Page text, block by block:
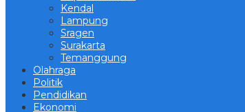
Kendal
Lampung
Sragen
Surakarta
Temanggung
Olahraga
Politik
Pendidikan
Ekonomi